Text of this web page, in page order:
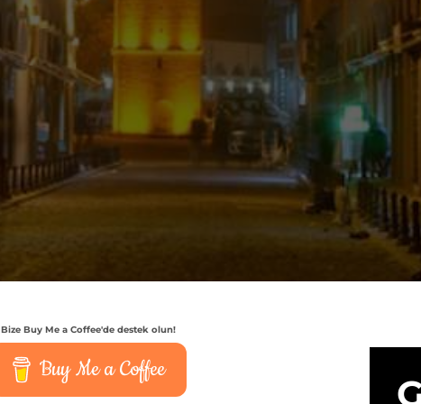
Bize Buy Me a Coffee'de destek olun!
Buy Me a Coffee